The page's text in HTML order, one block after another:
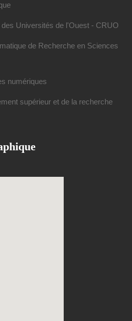
Universités de l'Ouest - CRUO
de Recherche en Sciences
numériques
supérieur et de la recherche